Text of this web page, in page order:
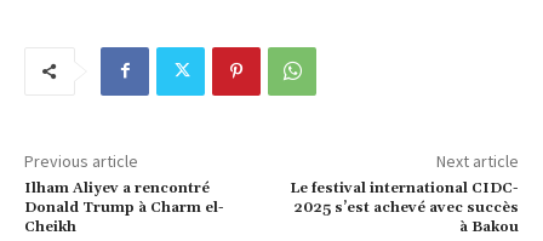
Previous article
Ilham Aliyev a rencontré
Donald Trump à Charm el-
Cheikh
Next article
Le festival international CIDC-
2025 s’est achevé avec succès
à Bakou